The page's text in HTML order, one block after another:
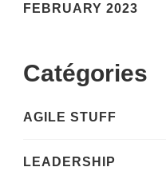
FEBRUARY 2023
Catégories
AGILE STUFF
LEADERSHIP